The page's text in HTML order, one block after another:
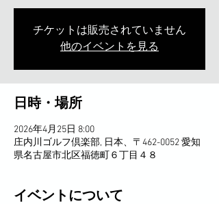
チケットは販売されていません
他のイベントを見る
日時・場所
2026年4月25日 8:00
庄内川ゴルフ倶楽部, 日本、〒462-0052 愛知
県名古屋市北区福徳町６丁目４８
イベントについて